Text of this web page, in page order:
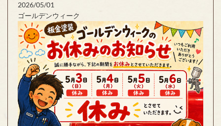
2026/05/01
ゴールデンウィーク